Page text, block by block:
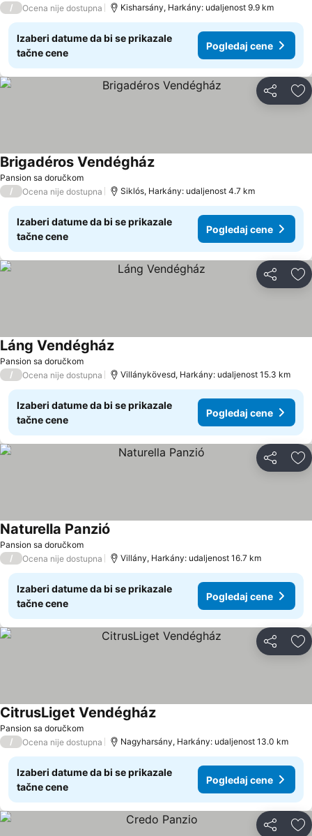
/ Ocena nije dostupna Kisharsány, Harkány: udaljenost 9.9 km
Izaberi datume da bi se prikazale
tačne cene
Pogledaj cene
Deli
Pansion sa doručkom
Brigadéros Vendégház
/ Ocena nije dostupna Siklós, Harkány: udaljenost 4.7 km
Izaberi datume da bi se prikazale
tačne cene
Pogledaj cene
Deli
Pansion sa doručkom
Láng Vendégház
/ Ocena nije dostupna Villánykövesd, Harkány: udaljenost 15.3 km
Izaberi datume da bi se prikazale
tačne cene
Pogledaj cene
Deli
Pansion sa doručkom
Naturella Panzió
/ Ocena nije dostupna Villány, Harkány: udaljenost 16.7 km
Izaberi datume da bi se prikazale
tačne cene
Pogledaj cene
Deli
Pansion sa doručkom
CitrusLiget Vendégház
/ Ocena nije dostupna Nagyharsány, Harkány: udaljenost 13.0 km
Izaberi datume da bi se prikazale
tačne cene
Pogledaj cene
Deli